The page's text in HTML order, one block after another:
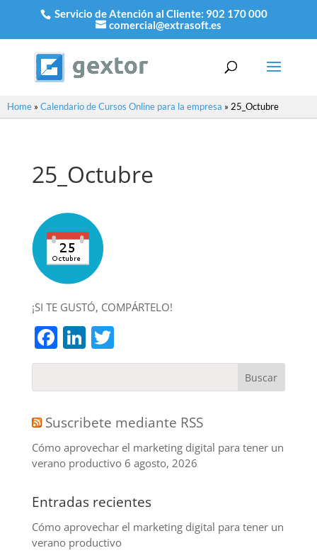
Servicio de Atención al Cliente: 902 170 000
comercial@extrasoft.es
Home » Calendario de Cursos Online para la empresa » 25_Octubre
25_Octubre
¡SI TE GUSTÓ, COMPÁRTELO!
Facebook
LinkedIn
Twitter
Suscribete mediante RSS
Cómo aprovechar el marketing digital para tener un
verano productivo 6 agosto, 2026
Entradas recientes
Cómo aprovechar el marketing digital para tener un
verano productivo